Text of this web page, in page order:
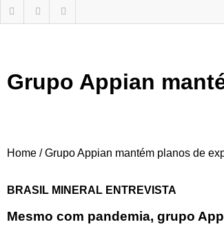
Grupo Appian
Home / Grupo Appian mantém planos de
BRASIL MINERAL ENTREVISTA
Mesmo com pandemia, grupo